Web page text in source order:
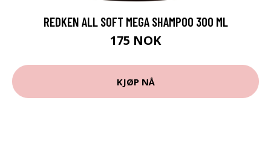
REDKEN ALL SOFT MEGA SHAMPOO 300 ML
175 NOK
KJØP NÅ